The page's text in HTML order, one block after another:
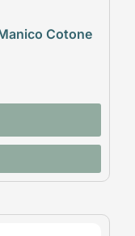
Cotone